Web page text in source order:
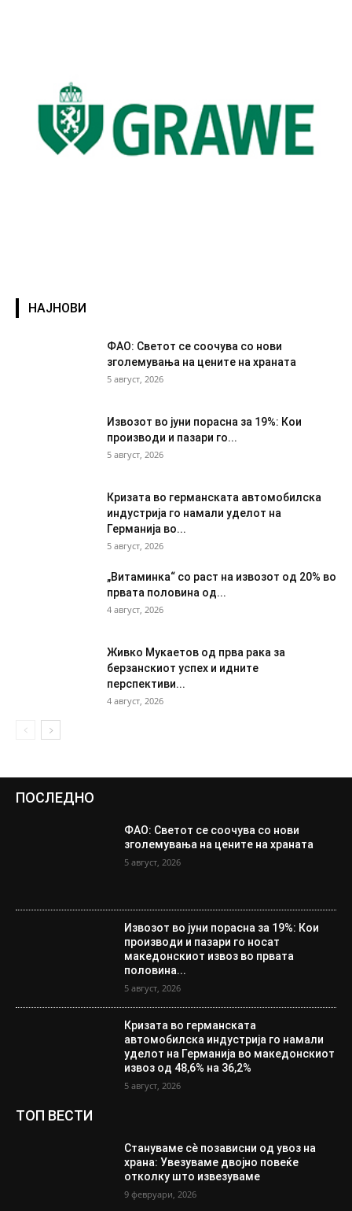
НАЈНОВИ
ФАО: Светот се соочува со нови
зголемувања на цените на храната
5 август, 2026
Извозот во јуни порасна за 19%: Кои
производи и пазари го...
5 август, 2026
Кризата во германската автомобилска
индустрија го намали уделот на
Германија во...
5 август, 2026
„Витаминка“ со раст на извозот од 20% во
првата половина од...
4 август, 2026
Живко Мукаетов од прва рака за
берзанскиот успех и идните
перспективи...
4 август, 2026
ПОСЛЕДНО
ФАО: Светот се соочува со нови
зголемувања на цените на храната
5 август, 2026
Извозот во јуни порасна за 19%: Кои
производи и пазари го носат
македонскиот извоз во првата
половина...
5 август, 2026
Кризата во германската
автомобилска индустрија го намали
уделот на Германија во македонскиот
извоз од 48,6% на 36,2%
5 август, 2026
ТОП ВЕСТИ
Стануваме сè позависни од увоз на
храна: Увезуваме двојно повеќе
отколку што извезуваме
9 февруари, 2026